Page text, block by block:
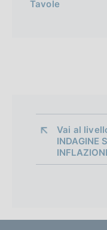
Tavole
Vai al
INDAGINE